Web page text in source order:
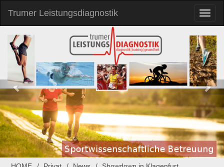
Trumer Leistungsdiagnostik